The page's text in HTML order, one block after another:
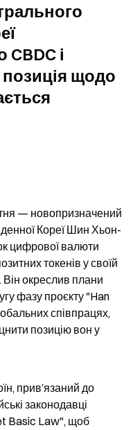
і
позиція щодо
— новопризначений
Кореї Шин Хьон-
цифрової валюти
токенів у своїй
Він окреслив плани
фазу проєкту "Han
співпрацях,
позицію вон у
прив’язаний до
законодавці
Basic Law", щоб